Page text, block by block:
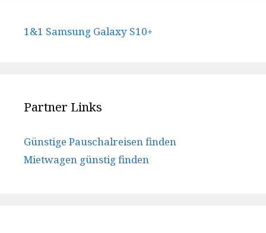
1&1 Samsung Galaxy S10+
Partner Links
Günstige Pauschalreisen finden
Mietwagen günstig finden